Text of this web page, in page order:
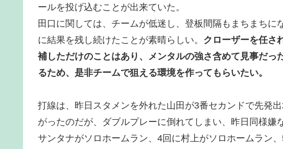
ールを投げ込むことが出来ていた。
田口に関しては、チームが低迷し、登板間隔もまちまちに
に結果を残し続けたことが素晴らしい。 クローザーを任さ
補しただけのことはあり、メンタルの強さ含めて見事だっ
るため、是非チームで狙える環境を作ってもらいたい。
打線は、昨日スタメンを外れた山田が3番セカンドで先発
がったのだが、ダブルプレーに倒れてしまい、昨日同様嫌
サンタナがソロホームラン、4回に村上がソロホームラン